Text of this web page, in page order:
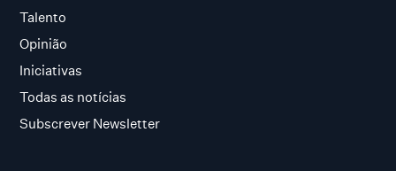
Talento
Opinião
Iniciativas
Todas as notícias
Subscrever Newsletter